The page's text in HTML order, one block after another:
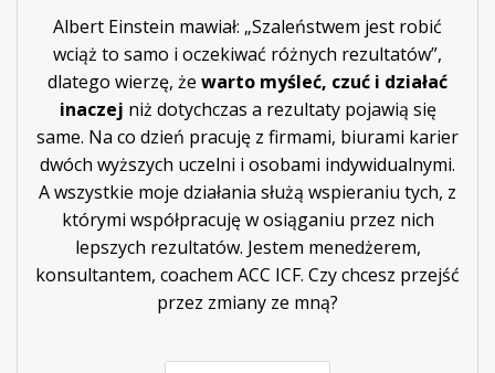
Albert Einstein mawiał: „Szaleństwem jest robić
wciąż to samo i oczekiwać różnych rezultatów”,
dlatego wierzę, że warto myśleć, czuć i działać
inaczej niż dotychczas a rezultaty pojawią się
same. Na co dzień pracuję z firmami, biurami karier
dwóch wyższych uczelni i osobami indywidualnymi.
A wszystkie moje działania służą wspieraniu tych, z
którymi współpracuję w osiąganiu przez nich
lepszych rezultatów. Jestem menedżerem,
konsultantem, coachem ACC ICF. Czy chcesz przejść
przez zmiany ze mną?